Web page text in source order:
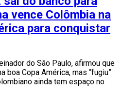
vence Colômbia na
para conquistar
do São Paulo, afirmou que
boa Copa América, mas “fugiu”
ainda tem espaço no